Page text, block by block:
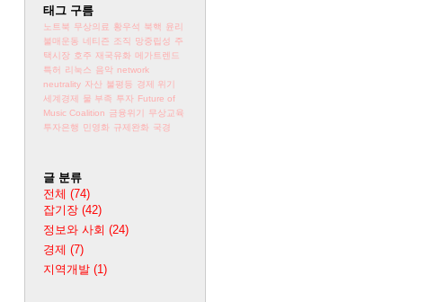
태그 구름
노트북 무상의료 황우석 북핵
윤리
불매운동 네티즌 조직 망중립성 주
택시장 호주 재국유화
메가트렌드
특허
리눅스 음악 network
neutrality 자산 불평등 경제 위기
세계경제
물 부족 투자 Future of
Music Coalition 금융위기
무상교육
투자은행 민영화 규제완화 국경
글 분류
전체 (74)
잡기장 (42)
정보와 사회 (24)
경제 (7)
지역개발 (1)